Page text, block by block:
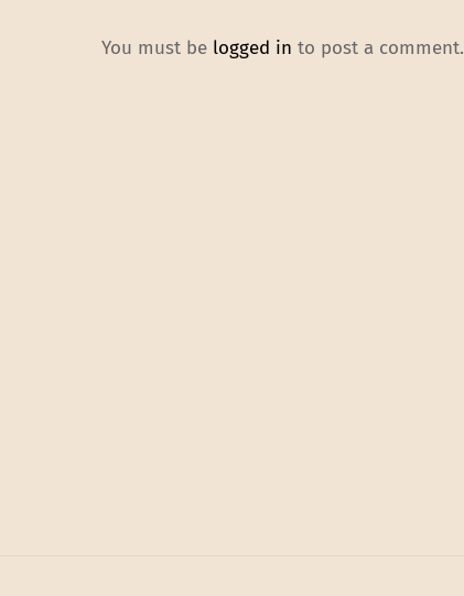
You must be logged in to post a comment.